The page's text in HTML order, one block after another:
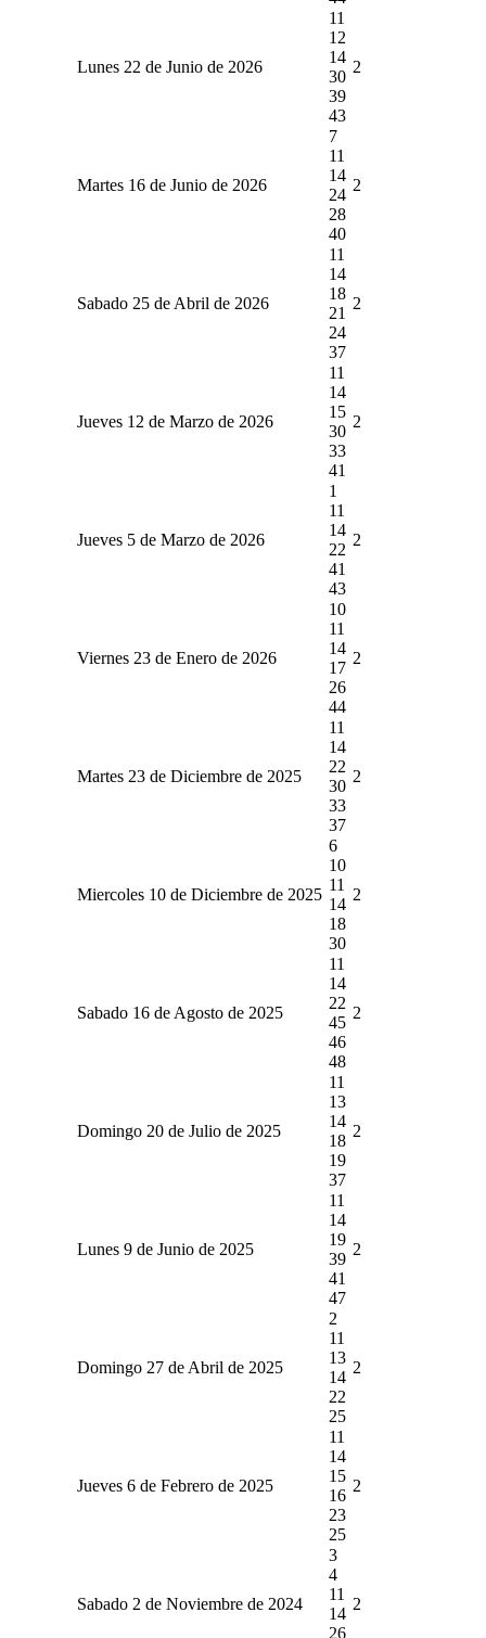
Lunes 22 de Junio de 2026
11
12
14
30
39
43
2
Martes 16 de Junio de 2026
7
11
14
24
28
40
2
Sabado 25 de Abril de 2026
11
14
18
21
24
37
2
Jueves 12 de Marzo de 2026
11
14
15
30
33
41
2
Jueves 5 de Marzo de 2026
1
11
14
22
41
43
2
Viernes 23 de Enero de 2026
10
11
14
17
26
44
2
Martes 23 de Diciembre de 2025
11
14
22
30
33
37
2
Miercoles 10 de Diciembre de 2025
6
10
11
14
18
30
2
Sabado 16 de Agosto de 2025
11
14
22
45
46
48
2
Domingo 20 de Julio de 2025
11
13
14
18
19
37
2
Lunes 9 de Junio de 2025
11
14
19
39
41
47
2
Domingo 27 de Abril de 2025
2
11
13
14
22
25
2
Jueves 6 de Febrero de 2025
11
14
15
16
23
25
2
Sabado 2 de Noviembre de 2024
3
4
11
14
26
2